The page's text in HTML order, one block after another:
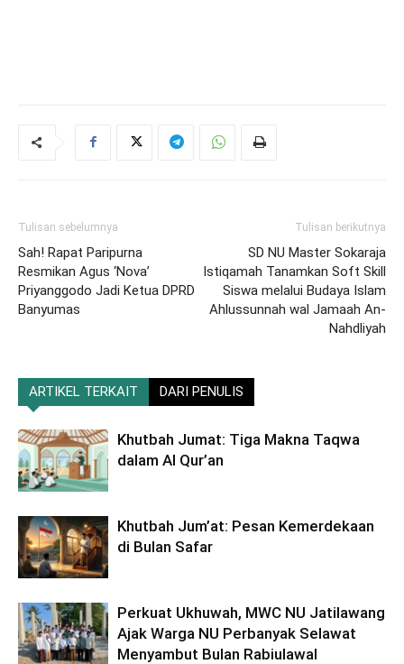
Tulisan sebelumnya
Sah! Rapat Paripurna
Resmikan Agus ‘Nova’
Priyanggodo Jadi Ketua DPRD
Banyumas
Tulisan berikutnya
SD NU Master Sokaraja
Istiqamah Tanamkan Soft Skill
Siswa melalui Budaya Islam
Ahlussunnah wal Jamaah An-
Nahdliyah
ARTIKEL TERKAIT DARI PENULIS
Khutbah Jumat: Tiga Makna Taqwa
dalam Al Qur’an
Khutbah Jum’at: Pesan Kemerdekaan
di Bulan Safar
Perkuat Ukhuwah, MWC NU Jatilawang
Ajak Warga NU Perbanyak Selawat
Menyambut Bulan Rabiulawal